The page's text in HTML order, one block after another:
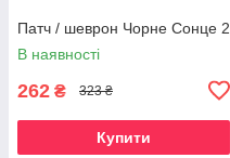
Патч / шеврон Чорне Сонце 2
В наявності
262 ₴ 323 ₴
Купити